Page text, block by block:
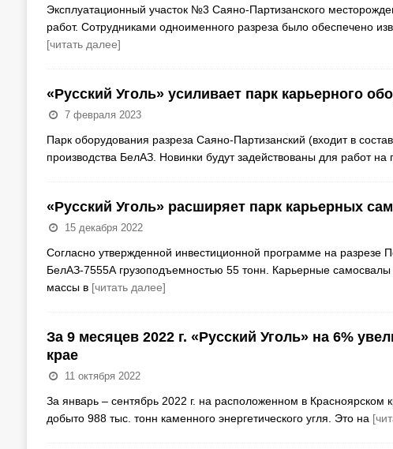
Эксплуатационный участок №3 Саяно-Партизанского
работ. Сотрудниками одноименного разреза было обеспечено
[читать далее]
«Русский Уголь» усиливает парк карьерного
7 февраля 2023
Парк оборудования разреза Саяно-Партизанский (входит в
производства БелАЗ. Новинки будут задействованы для работ на
«Русский Уголь» расширяет парк карьерных
15 декабря 2022
Согласно утвержденной инвестиционной программе на разрезе
БелАЗ-7555А грузоподъемностью 55 тонн. Карьерные
массы в [читать далее]
За 9 месяцев 2022 г. «Русский Уголь» на 6%
крае
11 октября 2022
За январь – сентябрь 2022 г. на расположенном в Красноярском
добыто 988 тыс. тонн каменного энергетического угля. Это на